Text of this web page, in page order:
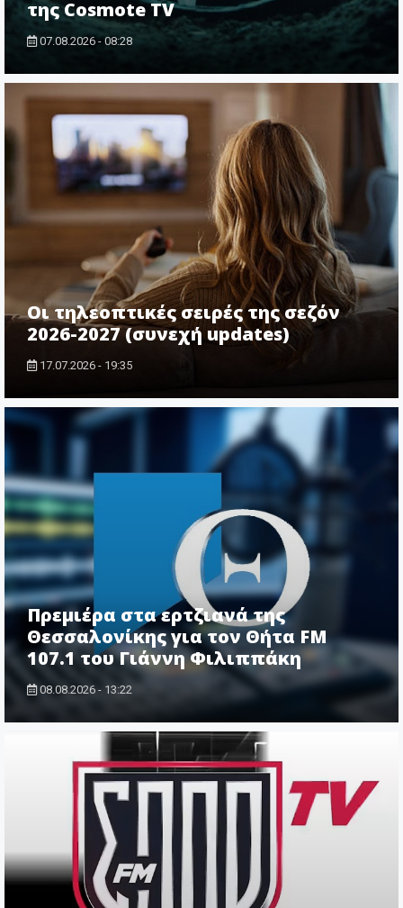
της Cosmote TV
07.08.2026 - 08:28
Οι τηλεοπτικές σειρές της σεζόν
2026-2027 (συνεχή updates)
17.07.2026 - 19:35
Πρεμιέρα στα ερτζιανά της
Θεσσαλονίκης για τον Θήτα FM
107.1 του Γιάννη Φιλιππάκη
08.08.2026 - 13:22